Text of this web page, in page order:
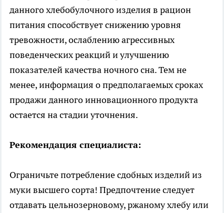
данного хлебобулочного изделия в рацион
питания способствует снижению уровня
тревожности, ослаблению агрессивных
поведенческих реакций и улучшению
показателей качества ночного сна. Тем не
менее, информация о предполагаемых сроках
продажи данного инновационного продукта
остается на стадии уточнения.
Рекомендация специалиста:
Ограничьте потребление сдобных изделий из
муки высшего сорта! Предпочтение следует
отдавать цельнозерновому, ржаному хлебу или